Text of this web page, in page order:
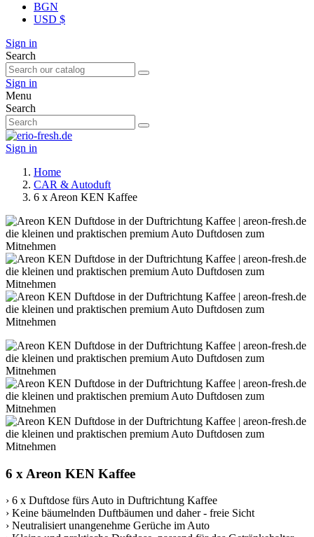
BGN
USD $
Sign in
Search
Sign in
Menu
Search
Sign in
Home
CAR & Autoduft
6 x Areon KEN Kaffee
6 x Areon KEN Kaffee
› 6 x Duftdose fürs Auto in Duftrichtung Kaffee
› Keine bäumelnden Duftbäumen und daher - freie Sicht
› Neutralisiert unangenehme Gerüche im Auto